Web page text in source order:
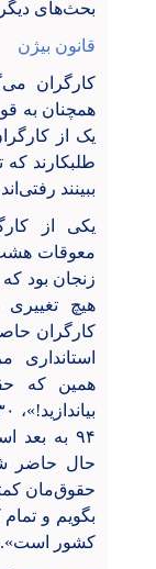
بحث‌های
قانون بیژن
همچنان به
طلبکارند که
ببینند
یکی از
معوقات هشت
زنجان بود
هیچ
کارگران
استانداری
همین که
۹۴ به
حال حاضر
حقوق‌مان
بگویم و
کشور است».